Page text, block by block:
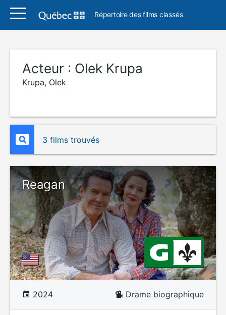
Répertoire des films classés
Acteur : Olek Krupa
Krupa, Olek
3 films trouvés
Reagan
2024 Drame biographique